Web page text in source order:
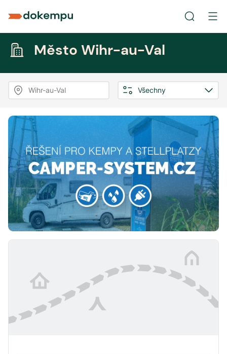
Město Wihr-au-Val
Wihr-au-Val Všechny